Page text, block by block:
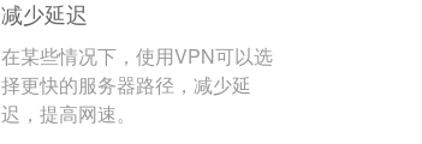
减少延迟
在某些情况下，使用VPN可以选
择更快的服务器路径，减少延
迟，提高网速。